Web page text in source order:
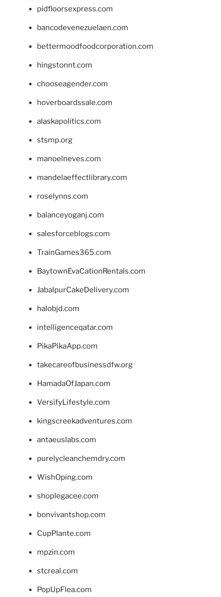
pidfloorsexpress.com
bancodevenezuelaen.com
bettermoodfoodcorporation.com
hingstonnt.com
chooseagender.com
hoverboardssale.com
alaskapolitics.com
stsmp.org
manoelneves.com
mandelaeffectlibrary.com
roselynns.com
balanceyoganj.com
salesforceblogs.com
TrainGames365.com
BaytownEvaCationRentals.com
JabalpurCakeDelivery.com
halobjd.com
intelligenceqatar.com
PikaPikaApp.com
takecareofbusinessdfw.org
HamadaOfJapan.com
VersifyLifestyle.com
kingscreekadventures.com
antaeuslabs.com
purelycleanchemdry.com
WishOping.com
shoplegacee.com
bonvivantshop.com
CupPlante.com
mpzin.com
stcreal.com
PopUpFlea.com